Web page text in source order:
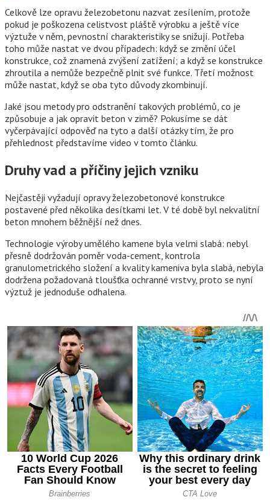
Celkově lze opravu železobetonu nazvat zesílením, protože
pokud je poškozena celistvost pláště výrobku a ještě více
výztuže v něm, pevnostní charakteristiky se snižují. Potřeba
toho může nastat ve dvou případech: když se změní účel
konstrukce, což znamená zvýšení zatížení; a když se konstrukce
zhroutila a nemůže bezpečně plnit své funkce. Třetí možnost
může nastat, když se oba tyto důvody zkombinují.
Jaké jsou metody pro odstranění takových problémů, co je
způsobuje a jak opravit beton v zimě? Pokusíme se dát
vyčerpávající odpověď na tyto a další otázky tím, že pro
přehlednost představíme video v tomto článku.
Druhy vad a příčiny jejich vzniku
Nejčastěji vyžadují opravy železobetonové konstrukce
postavené před několika desítkami let. V té době byl nekvalitní
beton mnohem běžnější než dnes.
Technologie výroby umělého kamene byla velmi slabá: nebyl
přesně dodržován poměr voda-cement, kontrola
granulometrického složení a kvality kameniva byla slabá, nebyla
dodržena požadovaná tloušťka ochranné vrstvy, proto se nyní
výztuž je jednoduše odhalena.